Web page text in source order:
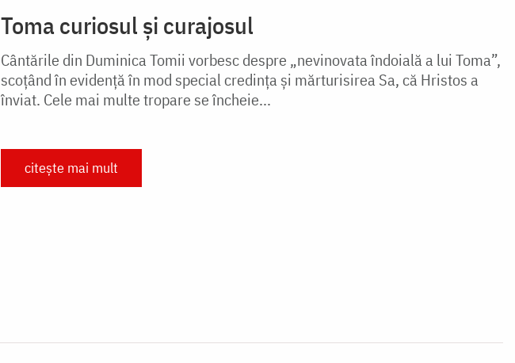
Toma curiosul și curajosul
Cântările din Duminica Tomii vorbesc despre „nevinovata îndoială a lui Toma”,
scoțând în evidență în mod special credința și mărturisirea Sa, că Hristos a
înviat. Cele mai multe tropare se încheie...
citește mai mult